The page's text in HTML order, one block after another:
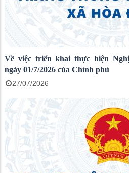
Về việc triển khai thực hiện
ngày 01/7/2026 của Chính phủ
27/07/2026